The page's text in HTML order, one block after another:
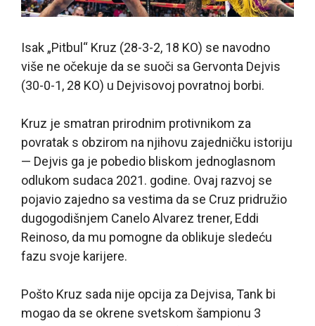
Isak „Pitbul“ Kruz (28-3-2, 18 KO) se navodno
više ne očekuje da se suoči sa Gervonta Dejvis
(30-0-1, 28 KO) u Dejvisovoj povratnoj borbi.
Kruz je smatran prirodnim protivnikom za
povratak s obzirom na njihovu zajedničku istoriju
— Dejvis ga je pobedio bliskom jednoglasnom
odlukom sudaca 2021. godine. Ovaj razvoj se
pojavio zajedno sa vestima da se Cruz pridružio
dugogodišnjem Canelo Alvarez trener, Eddi
Reinoso, da mu pomogne da oblikuje sledeću
fazu svoje karijere.
Pošto Kruz sada nije opcija za Dejvisa, Tank bi
mogao da se okrene svetskom šampionu 3